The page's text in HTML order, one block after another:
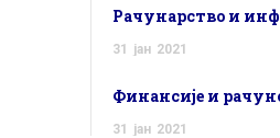
Рачунарство и
31 јан 2021
Финансије и
31 јан 2021